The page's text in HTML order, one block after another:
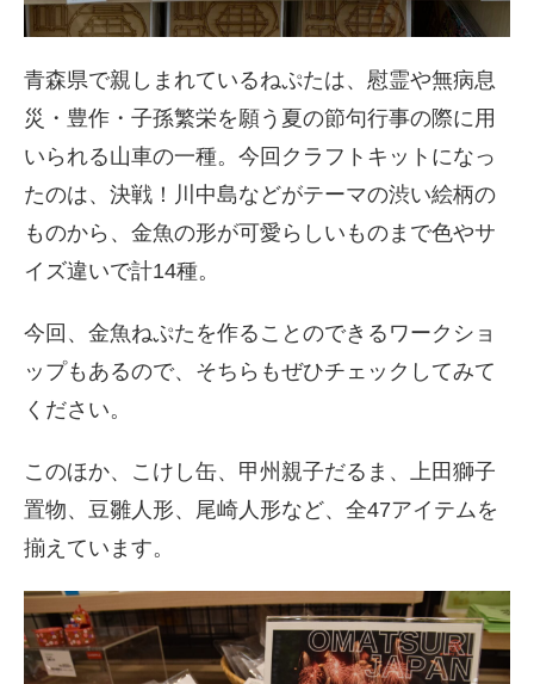
青森県で親しまれているねぷたは、慰霊や無病息
災・豊作・子孫繁栄を願う夏の節句行事の際に用
いられる山車の一種。今回クラフトキットになっ
たのは、決戦！川中島などがテーマの渋い絵柄の
ものから、金魚の形が可愛らしいものまで色やサ
イズ違いで計14種。
今回、金魚ねぷたを作ることのできるワークショ
ップもあるので、そちらもぜひチェックしてみて
ください。
このほか、こけし缶、甲州親子だるま、上田獅子
置物、豆雛人形、尾崎人形など、全47アイテムを
揃えています。